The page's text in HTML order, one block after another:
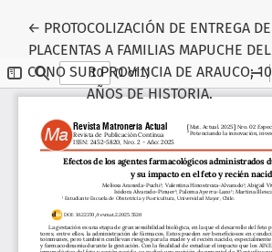
← Volver a los detalles del artículo
PROTOCOLIZACIÓN DE ENTREGA DE
PLACENTAS A FAMILIAS MAPUCHE DEL
CONO SUR PROVINCIA DE ARAUCO; 10
AÑOS DE HISTORIA.